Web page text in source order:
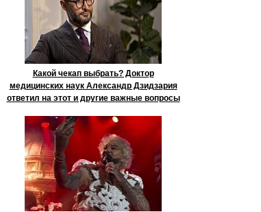
Какой чекап выбрать? Доктор
медицинских наук Александр Дзидзария
ответил на этот и другие важные вопросы